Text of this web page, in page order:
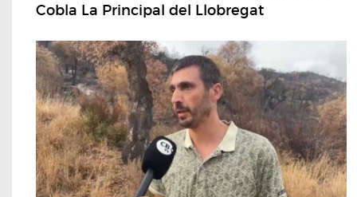
Cobla La Principal del Llobregat